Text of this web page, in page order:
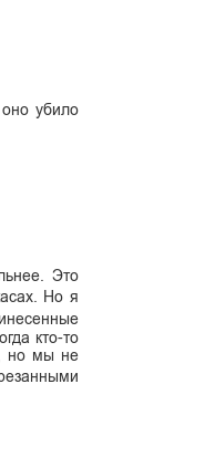
убило
Это
Но я
кто-то
но мы не